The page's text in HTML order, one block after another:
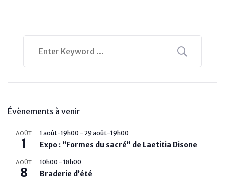
Évènements à venir
AOÛT
1
1 août-19h00 - 29 août-19h00
Expo : “Formes du sacré” de Laetitia Disone
AOÛT
8
10h00 - 18h00
Braderie d’été